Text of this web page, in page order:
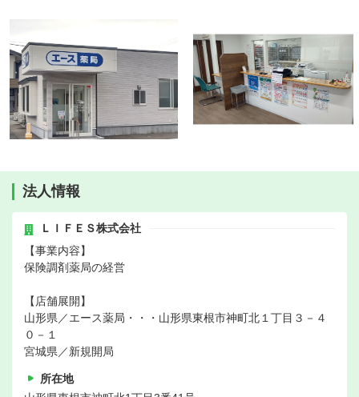
法人情報
ＬＩＦＥＳ株式会社
【事業内容】
保険調剤薬局の経営
【店舗展開】
山形県／エース薬局・・・山形県東根市神町北１丁目３－４
０－１
宮城県／新規開局
所在地